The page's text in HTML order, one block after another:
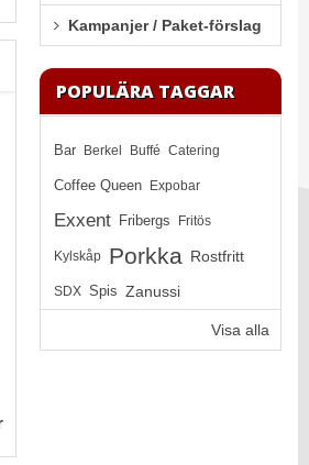
Kampanjer / Paket-förslag
POPULÄRA TAGGAR
Bar Berkel Buffé Catering
Coffee Queen Expobar
Exxent Fribergs Fritös
Kylskåp Porkka Rostfritt
SDX Spis Zanussi
Visa alla